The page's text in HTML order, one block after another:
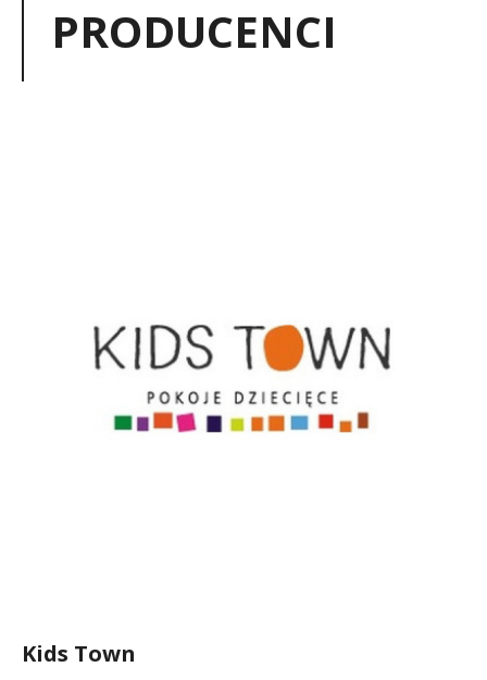
PRODUCENCI
Kids Town